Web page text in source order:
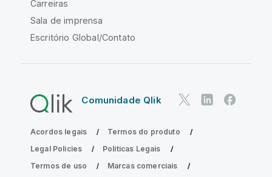
Carreiras
Sala de imprensa
Escritório Global/Contato
Comunidade Qlik
Acordos legais
Termos do produto
Legal Policies
Políticas Legais
Termos de uso
Marcas comerciais